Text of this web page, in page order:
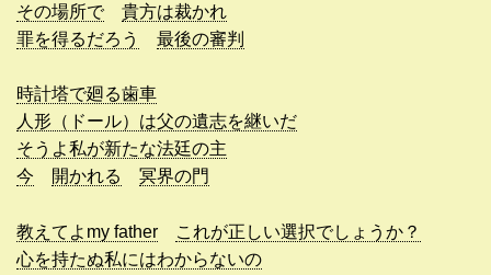
その場所で
貴方は裁かれ
罪を得るだろう
最後の審判
時計塔で廻る歯車
人形（ドール）は父の遺志を継いだ
そうよ私が新たな法廷の主
今
開かれる 冥界の門
教えてよmy father
これが正しい選択でしょうか？
心を持たぬ私にはわからないの